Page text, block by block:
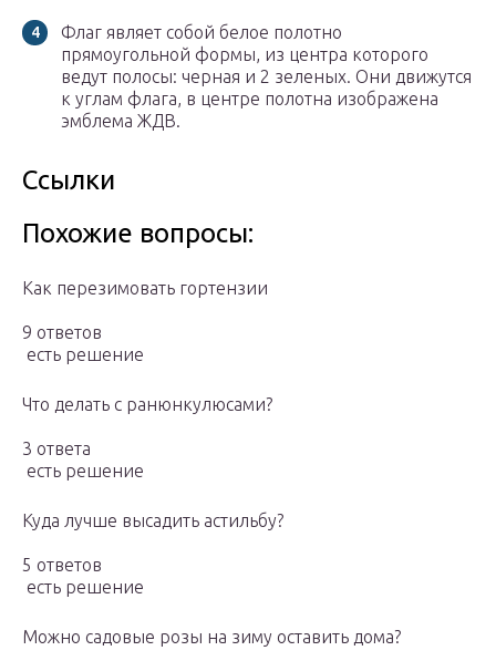
Флаг являет собой белое полотно
прямоугольной формы, из центра которого
ведут полосы: черная и 2 зеленых. Они движутся
к углам флага, в центре полотна изображена
эмблема ЖДВ.
Ссылки
Похожие вопросы:
Как перезимовать гортензии
9 ответов
есть решение
Что делать с ранюнкулюсами?
3 ответа
есть решение
Куда лучше высадить астильбу?
5 ответов
есть решение
Можно садовые розы на зиму оставить дома?